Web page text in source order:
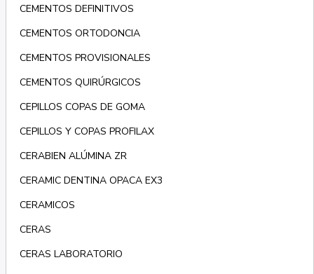
CEMENTOS DEFINITIVOS
CEMENTOS ORTODONCIA
CEMENTOS PROVISIONALES
CEMENTOS QUIRÚRGICOS
CEPILLOS COPAS DE GOMA
CEPILLOS Y COPAS PROFILAX
CERABIEN ALÚMINA ZR
CERAMIC DENTINA OPACA EX3
CERAMICOS
CERAS
CERAS LABORATORIO